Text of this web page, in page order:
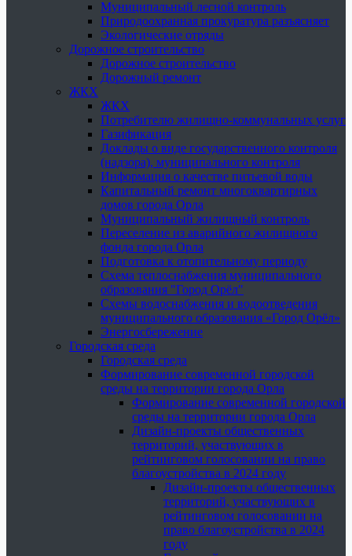
Муниципальный лесной контроль
Природоохранная прокуратура разъясняет
Экологические отряды
Дорожное строительство
Дорожное строительство
Дорожный ремонт
ЖКХ
ЖКХ
Потребителю жилищно-коммунальных услуг
Газификация
Доклады о виде государственного контроля
(надзора), муниципального контроля
Информация о качестве питьевой воды
Капитальный ремонт многоквартирных
домов города Орла
Муниципальный жилищный контроль
Переселение из аварийного жилищного
фонда города Орла
Подготовка к отопительному периоду
Схема теплоснабжения муниципального
образования "Город Орёл"
Схемы водоснабжения и водоотведения
муниципального образования «Город Орёл»
Энергосбережение
Городская среда
Городская среда
Формирование современной городской
среды на территории города Орла
Формирование современной городской
среды на территории города Орла
Дизайн-проекты общественных
территорий, участвующих в
рейтинговом голосовании на право
благоустройства в 2024 году
Дизайн-проекты общественных
территорий, участвующих в
рейтинговом голосовании на
право благоустройства в 2024
году